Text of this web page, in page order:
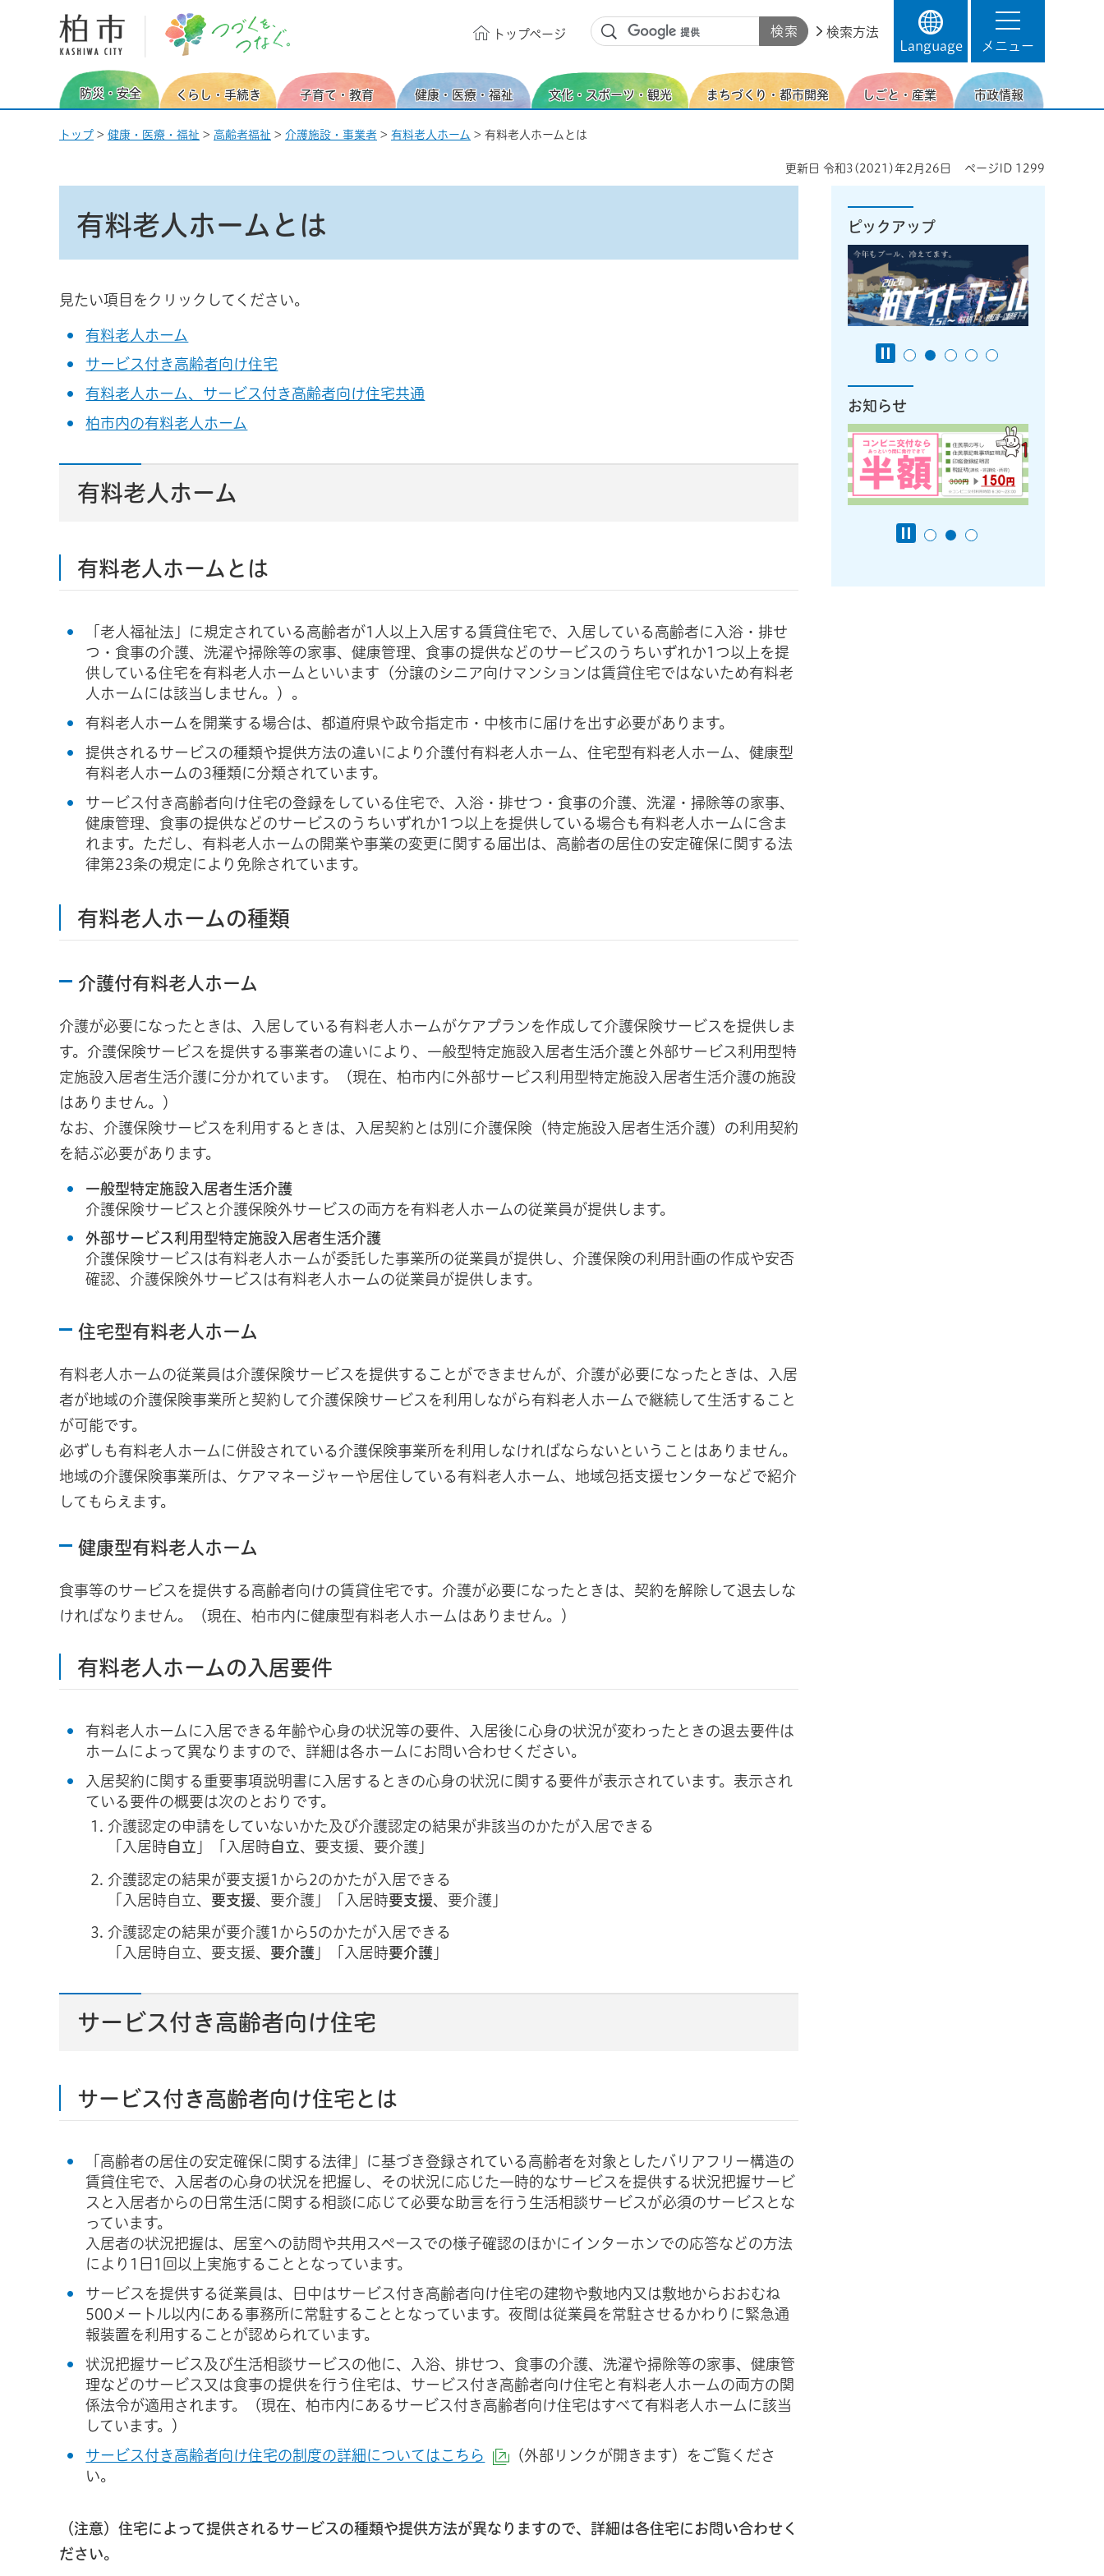
柏市 つづくを、つなぐ。
トップページ
検索方法
Language
メニュー
防災・安全 くらし・手続き 子育て・教育 健康・医療・福祉 文化・スポーツ・観光 まちづくり・都市開発 しごと・産業 市政情報
トップ > 健康・医療・福祉 > 高齢者福祉 > 介護施設・事業者 > 有料老人ホーム > 有料老人ホームとは
更新日 令和3(2021)年2月26日 ページID 1299
有料老人ホームとは
見たい項目をクリックしてください。
有料老人ホーム
サービス付き高齢者向け住宅
有料老人ホーム、サービス付き高齢者向け住宅共通
柏市内の有料老人ホーム
有料老人ホーム
有料老人ホームとは
「老人福祉法」に規定されている高齢者が1人以上入居する賃貸住宅で、入居している高齢者に入浴・排せ
つ・食事の介護、洗濯や掃除等の家事、健康管理、食事の提供などのサービスのうちいずれか1つ以上を提
供している住宅を有料老人ホームといいます（分譲のシニア向けマンションは賃貸住宅ではないため有料老
人ホームには該当しません。）。
有料老人ホームを開業する場合は、都道府県や政令指定市・中核市に届けを出す必要があります。
提供されるサービスの種類や提供方法の違いにより介護付有料老人ホーム、住宅型有料老人ホーム、健康型
有料老人ホームの3種類に分類されています。
サービス付き高齢者向け住宅の登録をしている住宅で、入浴・排せつ・食事の介護、洗濯・掃除等の家事、
健康管理、食事の提供などのサービスのうちいずれか1つ以上を提供している場合も有料老人ホームに含ま
れます。ただし、有料老人ホームの開業や事業の変更に関する届出は、高齢者の居住の安定確保に関する法
律第23条の規定により免除されています。
有料老人ホームの種類
介護付有料老人ホーム
介護が必要になったときは、入居している有料老人ホームがケアプランを作成して介護保険サービスを提供しま
す。介護保険サービスを提供する事業者の違いにより、一般型特定施設入居者生活介護と外部サービス利用型特
定施設入居者生活介護に分かれています。（現在、柏市内に外部サービス利用型特定施設入居者生活介護の施設
はありません。）
なお、介護保険サービスを利用するときは、入居契約とは別に介護保険（特定施設入居者生活介護）の利用契約
を結ぶ必要があります。
一般型特定施設入居者生活介護
介護保険サービスと介護保険外サービスの両方を有料老人ホームの従業員が提供します。
外部サービス利用型特定施設入居者生活介護
介護保険サービスは有料老人ホームが委託した事業所の従業員が提供し、介護保険の利用計画の作成や安否
確認、介護保険外サービスは有料老人ホームの従業員が提供します。
住宅型有料老人ホーム
有料老人ホームの従業員は介護保険サービスを提供することができませんが、介護が必要になったときは、入居
者が地域の介護保険事業所と契約して介護保険サービスを利用しながら有料老人ホームで継続して生活すること
が可能です。
必ずしも有料老人ホームに併設されている介護保険事業所を利用しなければならないということはありません。
地域の介護保険事業所は、ケアマネージャーや居住している有料老人ホーム、地域包括支援センターなどで紹介
してもらえます。
健康型有料老人ホーム
食事等のサービスを提供する高齢者向けの賃貸住宅です。介護が必要になったときは、契約を解除して退去しな
ければなりません。（現在、柏市内に健康型有料老人ホームはありません。）
有料老人ホームの入居要件
有料老人ホームに入居できる年齢や心身の状況等の要件、入居後に心身の状況が変わったときの退去要件は
ホームによって異なりますので、詳細は各ホームにお問い合わせください。
入居契約に関する重要事項説明書に入居するときの心身の状況に関する要件が表示されています。表示され
ている要件の概要は次のとおりです。
介護認定の申請をしていないかた及び介護認定の結果が非該当のかたが入居できる
「入居時自立 」「入居時自立、要支援、要介護」
介護認定の結果が要支援1から2のかたが入居できる
「入居時自立、 要支援 、要介護」「入居時要支援 、要介護」
介護認定の結果が要介護1から5のかたが入居できる
「入居時自立、要支援、 要介護 」「入居時要介護
サービス付き高齢者向け住宅
サービス付き高齢者向け住宅とは
「高齢者の居住の安定確保に関する法律」に基づき登録されている高齢者を対象としたバリアフリー構造の
賃貸住宅で、入居者の心身の状況を把握し、その状況に応じた一時的なサービスを提供する状況把握サービ
スと入居者からの日常生活に関する相談に応じて必要な助言を行う生活相談サービスが必須のサービスとな
っています。
入居者の状況把握は、居室への訪問や共用スペースでの様子確認のほかにインターホンでの応答などの方法
により1日1回以上実施することとなっています。
サービスを提供する従業員は、日中はサービス付き高齢者向け住宅の建物や敷地内又は敷地からおおむね
500メートル以内にある事務所に常駐することとなっています。夜間は従業員を常駐させるかわりに緊急通
報装置を利用することが認められています。
状況把握サービス及び生活相談サービスの他に、入浴、排せつ、食事の介護、洗濯や掃除等の家事、健康管
理などのサービス又は食事の提供を行う住宅は、サービス付き高齢者向け住宅と有料老人ホームの両方の関
係法令が適用されます。（現在、柏市内にあるサービス付き高齢者向け住宅はすべて有料老人ホームに該当
しています。）
サービス付き高齢者向け住宅の制度の詳細についてはこちら
（外部サイトへリンク）
（外部リンクが開きます）をご覧くださ
い。
（注意）住宅によって提供されるサービスの種類や提供方法が異なりますので、詳細は各住宅にお問い合わせく
ださい。
ピックアップ
お知らせ